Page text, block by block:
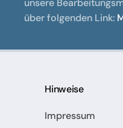
unsere
über folgenden Link:
Hinweise
Impressum